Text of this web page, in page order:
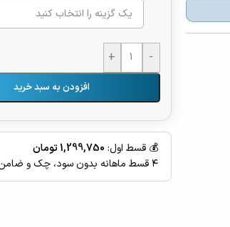
-
+
افزودن به سبد خرید
💰 قسط اول: 1,299,750 تومان
۴ قسط ماهانه بدون سود، چک و ضامن